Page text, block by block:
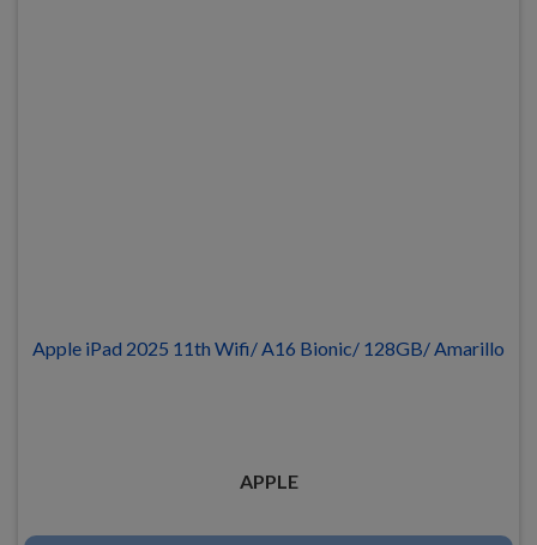
Apple iPad 2025 11th Wifi/ A16 Bionic/ 128GB/ Amarillo
APPLE